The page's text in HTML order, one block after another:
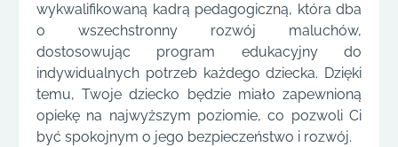
wykwalifikowaną kadrą pedagogiczną, która dba
o wszechstronny rozwój maluchów,
dostosowując program edukacyjny do
indywidualnych potrzeb każdego dziecka. Dzięki
temu, Twoje dziecko będzie miało zapewnioną
opiekę na najwyższym poziomie, co pozwoli Ci
być spokojnym o jego bezpieczeństwo i rozwój.